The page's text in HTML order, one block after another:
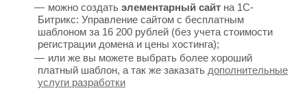
можно создать элементарный сайт на 1С-
Битрикс: Управление сайтом с бесплатным
шаблоном за 16 200 рублей (без учета стоимости
регистрации домена и цены хостинга);
или же вы можете выбрать более хороший
платный шаблон, а так же заказать дополнительные
услуги разработки